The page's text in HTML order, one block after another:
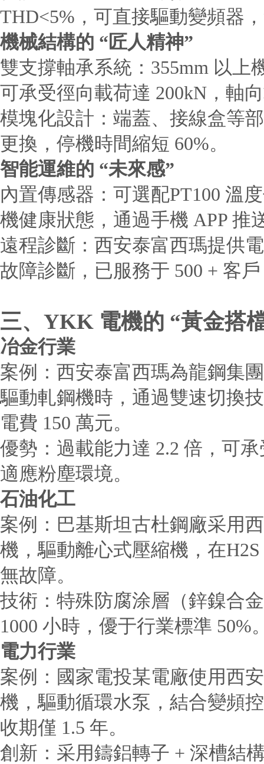
THD<5%，可直接驅動變頻器
機械結構的 “匠人精神”
雙支撐軸承系統：355mm 以上
可承受徑向載荷達 200kN，軸
模塊化設計：端蓋、接線盒等
更換，停機時間縮短 60%。
智能運維的 “未來感”
內置傳感器：可選配PT100 溫
機健康狀態，通過手機 APP 推
遠程診斷：西安泰富西瑪提供
故障診斷，已服務于 500 + 客
三、YKK 電機的 “黃金搭
冶金行業
案例：西安泰富西瑪為龍鋼集
驅動軋鋼機時，通過雙速切換
電費 150 萬元。
優勢：過載能力達 2.2 倍，可
適應粉塵環境。
石油化工
案例：巴基斯坦古杜鋼廠采用
機，驅動離心式壓縮機，在
無故障。
技術：特殊防腐涂層（鋅鎳合
1000 小時，優于行業標準 50%
電力行業
案例：國家電投某電廠使用西
機，驅動循環水泵，結合變頻
收期僅 1.5 年。
創新：采用鑄鋁轉子 + 深槽結